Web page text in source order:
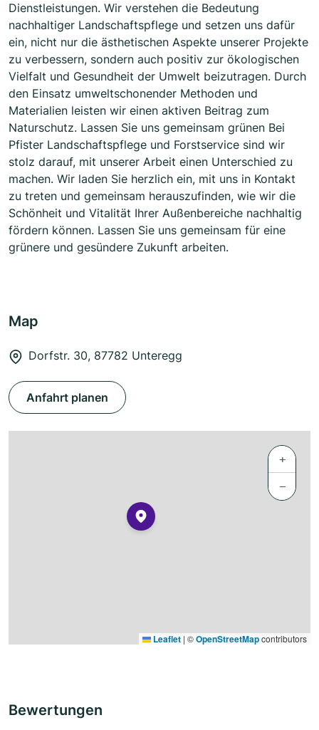
Dienstleistungen. Wir verstehen die Bedeutung
nachhaltiger Landschaftspflege und setzen uns dafür
ein, nicht nur die ästhetischen Aspekte unserer Projekte
zu verbessern, sondern auch positiv zur ökologischen
Vielfalt und Gesundheit der Umwelt beizutragen. Durch
den Einsatz umweltschonender Methoden und
Materialien leisten wir einen aktiven Beitrag zum
Naturschutz. Lassen Sie uns gemeinsam grünen Bei
Pfister Landschaftspflege und Forstservice sind wir
stolz darauf, mit unserer Arbeit einen Unterschied zu
machen. Wir laden Sie herzlich ein, mit uns in Kontakt
zu treten und gemeinsam herauszufinden, wie wir die
Schönheit und Vitalität Ihrer Außenbereiche nachhaltig
fördern können. Lassen Sie uns gemeinsam für eine
grünere und gesündere Zukunft arbeiten.
Map
Dorfstr. 30, 87782 Unteregg
Anfahrt planen
+
−
Leaflet | ©OpenStreetMapcontributors
Bewertungen